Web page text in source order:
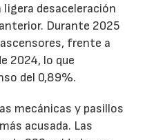
desaceleración
Durante 2025
frente a
2024, lo que
del 0,89%.
mecánicas y pasillos
acusada. Las